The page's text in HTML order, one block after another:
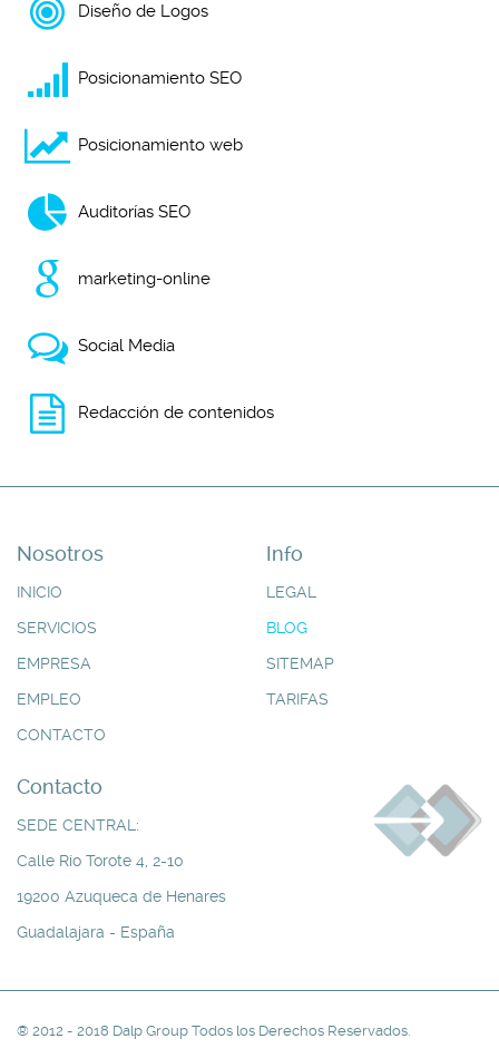
Diseño de Logos
Posicionamiento SEO
Posicionamiento web
Auditorías SEO
marketing-online
Social Media
Redacción de contenidos
Nosotros
INICIO
SERVICIOS
EMPRESA
EMPLEO
CONTACTO
Info
LEGAL
BLOG
SITEMAP
TARIFAS
Contacto
SEDE CENTRAL:
Calle Río Torote 4, 2-10
19200 Azuqueca de Henares
Guadalajara - España
® 2012 - 2018 Dalp Group Todos los Derechos Reservados.